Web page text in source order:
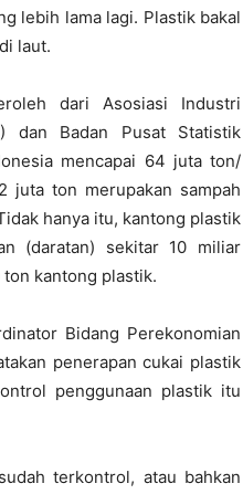
lebih lama lagi. Plastik bakal
laut.
dari Asosiasi Industri
dan Badan Pusat Statistik
mencapai 64 juta ton/
juta ton merupakan sampah
hanya itu, kantong plastik
(daratan) sekitar 10 miliar
kantong plastik.
Bidang Perekonomian
penerapan cukai plastik
penggunaan plastik itu
terkontrol, atau bahkan